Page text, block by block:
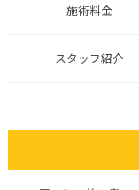
施術料金
スタッフ紹介